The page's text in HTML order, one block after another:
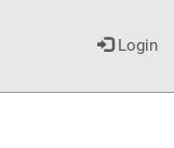
Login